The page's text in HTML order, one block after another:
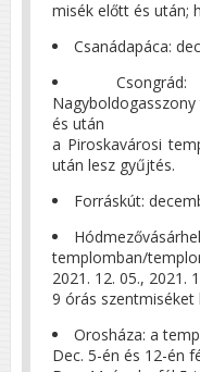
misék előtt és után;
Csanádapáca:
és után
a Piroskavárosi
után lesz gyűjtés.
Forráskút:
templomban/
2021. 12. 05., 2021.
9 órás szentmiséket
Orosháza: a
Dec. 5-én és 12-én